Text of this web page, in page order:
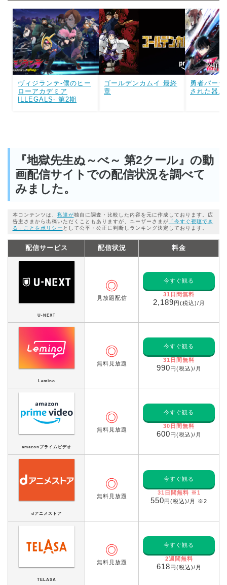
ヴィジランテ-僕のヒー
ローアカデミア
ILLEGALS- 第2期
ゴールデンカムイ 最終
章
勇者パー
された器用
『地獄先生ぬ～べ～ 第2クール』の動
画配信サイトでの配信状況を調べて
みました。
本コンテンツは、 私達が独自に調査・比較した内容を元に作成しております。広
告主さまから出稿いただくこともありますが、ユーザーさまが 「今すぐ視聴でき
る」ことをポリシー として公平・公正に判断しランキング決定しております。
配信サービス 配信状況 料金
U-NEXT
◎
見放題配信
今すぐ観る
31日間無料
2,189円(税込)/月
Lemino
◎
無料見放題
今すぐ観る
31日間無料
990円(税込)/月
amazonプライムビデオ
◎
無料見放題
今すぐ観る
30日間無料
600円(税込)/月
dアニメストア
◎
無料見放題
今すぐ観る
31日間無料 ※1
550円(税込)/月 ※2
TELASA
◎
無料見放題
今すぐ観る
2週間無料
618円(税込)/月